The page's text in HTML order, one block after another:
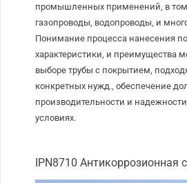
промышленных применений, в том
газопроводы, водопроводы, и
Понимание процесса нанесения
характеристики, и преимущества
выборе трубы с покрытием,
конкретных нужд., обеспечение
производительности и
условиях.
IPN8710 Антикоррозионная